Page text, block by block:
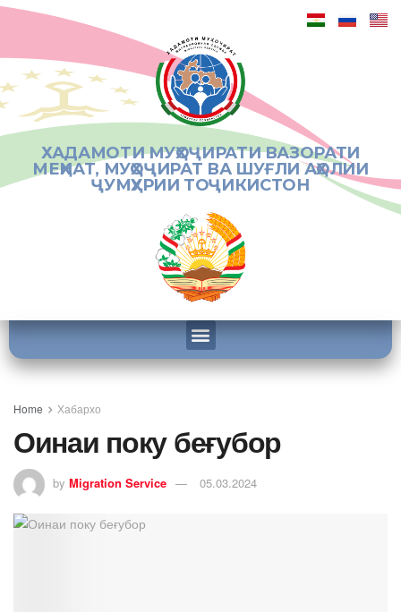
ХАДАМОТИ МУҲОҶИРАТИ ВАЗОРАТИ
МЕҲНАТ, МУҲОҶИРАТ ВА ШУҒЛИ АҲОЛИИ
ҶУМҲУРИИ ТОҶИКИСТОН
Home Хабархо
Оинаи поку беғубор
by Migration Service 05.03.2024